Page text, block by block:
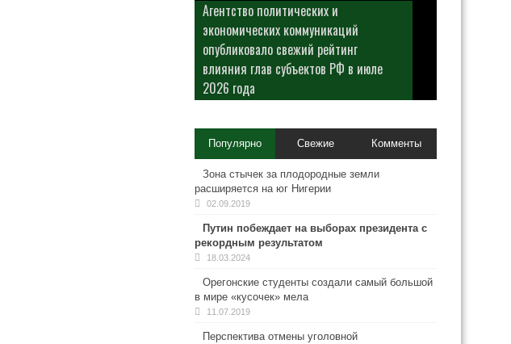
Агентство политических и
экономических коммуникаций
опубликовало свежий рейтинг
влияния глав субъектов РФ в июле
2026 года
Популярно Свежие Комменты
Зона стычек за плодородные земли
расширяется на юг Нигерии
02.09.2019
Путин побеждает на выборах президента с
рекордным результатом
18.03.2024
Орегонские студенты создали самый большой
в мире «кусочек» мела
11.07.2019
Перспектива отмены уголовной